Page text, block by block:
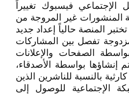
الإجتماعي فيسبوك تغييراً
المنشورات غير المروجة من
المنصة حالياً إعداد جديد
مزدوجة تفصل بين المشاركات
الصفحات والإعلانات
إنشاؤها بواسطة الأصدقاء،
بالنسبة للناشرين الذين
الإجتماعية للوصول إلى